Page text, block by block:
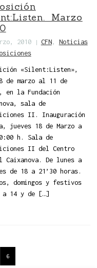
Marzo
2010 | CFN, Noticias
«Silent:Listen»,
de marzo al 11 de
en la Fundación
sala de
II. Inauguración
jueves 18 de Marzo a
h. Sala de
II del Centro
Caixanova. De lunes a
de 18 a 21’30 horas.
domingos y festivos
a 14 y de […]
6